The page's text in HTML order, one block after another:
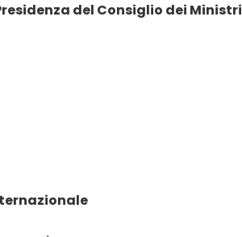
del Consiglio dei Ministri